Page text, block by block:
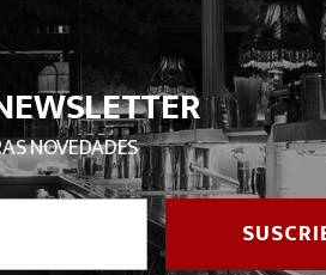
NOVEDADES